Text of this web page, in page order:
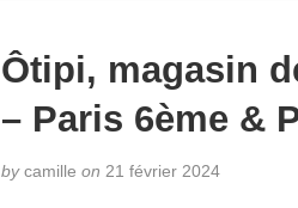
Ôtipi, magasin
– Paris 6ème &
bycamille on 21 février 2024